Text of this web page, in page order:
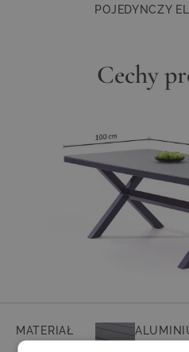
POJEDYNCZY
Cechy
MATERIAŁ